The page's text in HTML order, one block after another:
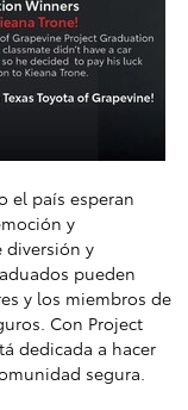
el país esperan
y
y
pueden
y los miembros de
Con Project
dedicada a hacer
segura.